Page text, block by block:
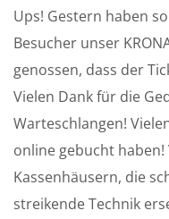
Ups! Gestern haben
Besucher unser
genossen, dass der
Vielen Dank für die
Warteschlangen!
online gebucht haben!
Kassenhäusern, die
streikende Technik